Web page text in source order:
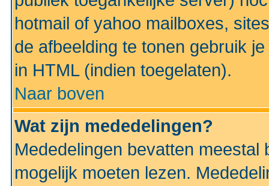
hotmail of yahoo mailboxes,
de afbeelding te tonen gebruik
in HTML (indien toegelaten).
Naar boven
Wat zijn mededelingen?
Mededelingen bevatten
mogelijk moeten lezen.